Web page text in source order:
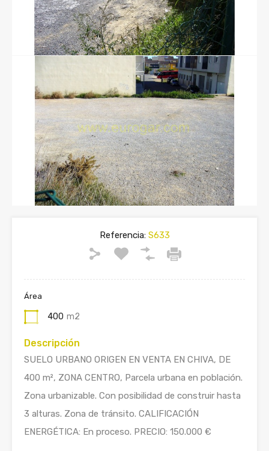
Referencia:S633
Área
400 m2
Descripción
SUELO URBANO ORIGEN EN VENTA EN CHIVA, DE
400 m², ZONA CENTRO, Parcela urbana en población.
Zona urbanizable. Con posibilidad de construir hasta
3 alturas. Zona de tránsito. CALIFICACIÓN
ENERGÉTICA: En proceso. PRECIO: 150.000 €